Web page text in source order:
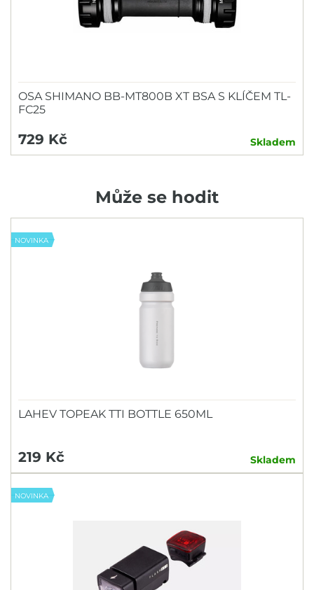
OSA SHIMANO BB-MT800B XT BSA S KLÍČEM TL-
FC25
729 Kč Skladem
Může se hodit
NOVINKA
LAHEV TOPEAK TTI BOTTLE 650ML
219 Kč Skladem
NOVINKA